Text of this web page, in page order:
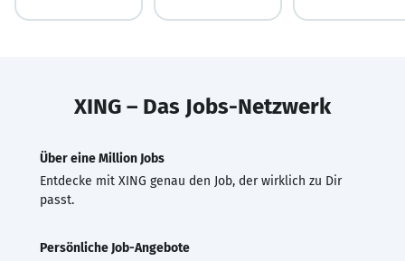
XING – Das Jobs-Netzwerk
Über eine Million Jobs
Entdecke mit XING genau den Job, der wirklich zu Dir
passt.
Persönliche Job-Angebote